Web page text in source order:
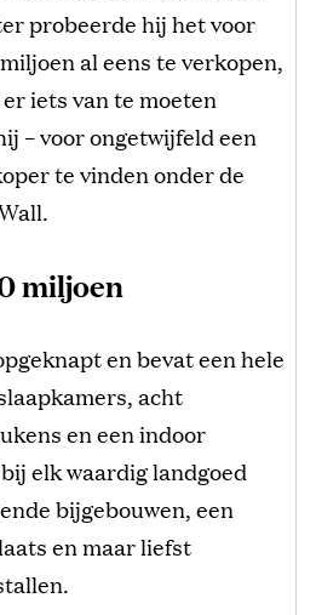
probeerde hij het voor
al eens te verkopen,
iets van te moeten
– voor ongetwijfeld een
te vinden onder de
miljoen
en bevat een hele
acht
en een indoor
elk waardig landgoed
bijgebouwen, een
en maar liefst